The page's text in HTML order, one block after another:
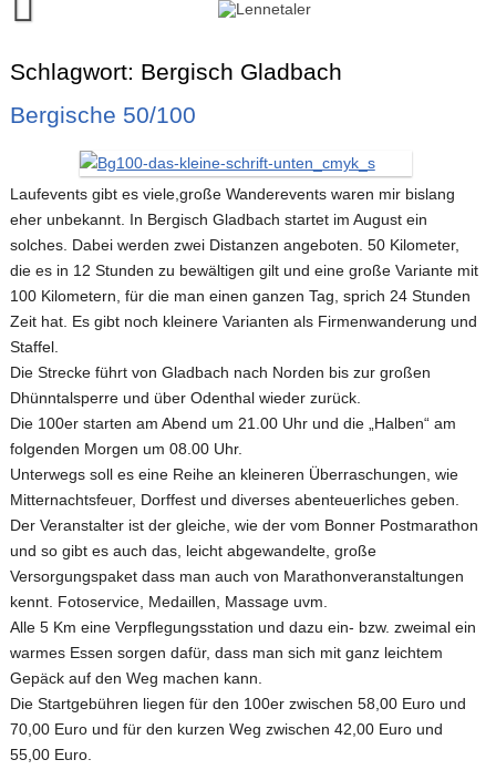
Kontakt
Schlagwort: Bergisch Gladbach
Bergische 50/100
Laufevents gibt es viele,große Wanderevents waren mir bislang
eher unbekannt. In Bergisch Gladbach startet im August ein
solches. Dabei werden zwei Distanzen angeboten. 50 Kilometer,
die es in 12 Stunden zu bewältigen gilt und eine große Variante mit
100 Kilometern, für die man einen ganzen Tag, sprich 24 Stunden
Zeit hat. Es gibt noch kleinere Varianten als Firmenwanderung und
Staffel.
Die Strecke führt von Gladbach nach Norden bis zur großen
Dhünntalsperre und über Odenthal wieder zurück.
Die 100er starten am Abend um 21.00 Uhr und die „Halben“ am
folgenden Morgen um 08.00 Uhr.
Unterwegs soll es eine Reihe an kleineren Überraschungen, wie
Mitternachtsfeuer, Dorffest und diverses abenteuerliches geben.
Der Veranstalter ist der gleiche, wie der vom Bonner Postmarathon
und so gibt es auch das, leicht abgewandelte, große
Versorgungspaket dass man auch von Marathonveranstaltungen
kennt. Fotoservice, Medaillen, Massage uvm.
Alle 5 Km eine Verpflegungsstation und dazu ein- bzw. zweimal ein
warmes Essen sorgen dafür, dass man sich mit ganz leichtem
Gepäck auf den Weg machen kann.
Die Startgebühren liegen für den 100er zwischen 58,00 Euro und
70,00 Euro und für den kurzen Weg zwischen 42,00 Euro und
55,00 Euro.